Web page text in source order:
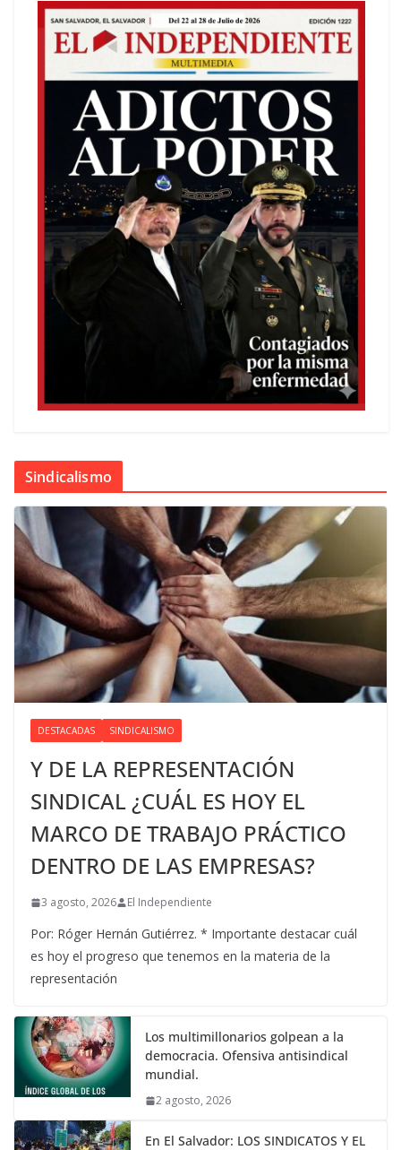
Sindicalismo
DESTACADAS SINDICALISMO
Y DE LA REPRESENTACIÓN
SINDICAL ¿CUÁL ES HOY EL
MARCO DE TRABAJO PRÁCTICO
DENTRO DE LAS EMPRESAS?
3 agosto, 2026 El Independiente
Por: Róger Hernán Gutiérrez. * Importante destacar cuál
es hoy el progreso que tenemos en la materia de la
representación
Los multimillonarios golpean a la
democracia. Ofensiva antisindical
mundial.
2 agosto, 2026
En El Salvador: LOS SINDICATOS Y EL